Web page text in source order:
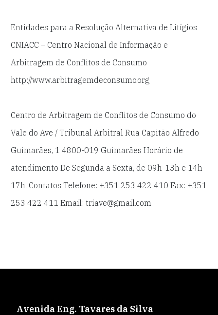
Entidades para a Resolução Alternativa de Litígios
CNIACC – Centro Nacional de Informação e
Arbitragem de Conflitos de Consumo
http://www.arbitragemdeconsumo.org
Centro de Arbitragem de Conflitos de Consumo do
Vale do Ave / Tribunal Arbitral Rua Capitão Alfredo
Guimarães, 1 4800-019 Guimarães Horário de
atendimento De Segunda a Sexta, de 09h-13h e 14h-
17h. Contatos Telefone: +351 253 422 410 Fax: +351
253 422 411 Email: triave@gmail.com
Avenida Eng. Tavares da Silva